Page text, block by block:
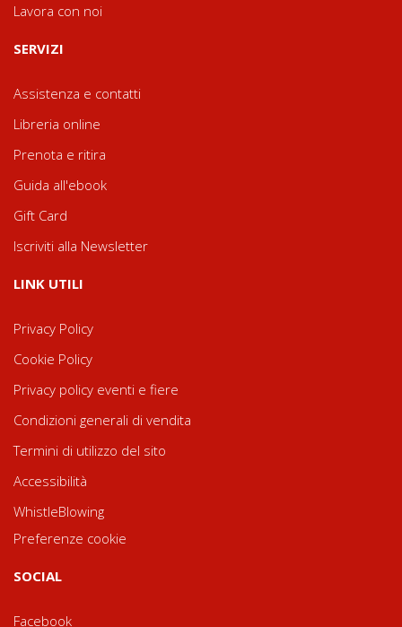
Lavora con noi
SERVIZI
Assistenza e contatti
Libreria online
Prenota e ritira
Guida all'ebook
Gift Card
Iscriviti alla Newsletter
LINK UTILI
Privacy Policy
Cookie Policy
Privacy policy eventi e fiere
Condizioni generali di vendita
Termini di utilizzo del sito
Accessibilità
WhistleBlowing
Preferenze cookie
SOCIAL
Facebook